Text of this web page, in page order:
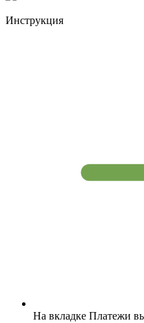
Инструкция
На вкладке Платежи